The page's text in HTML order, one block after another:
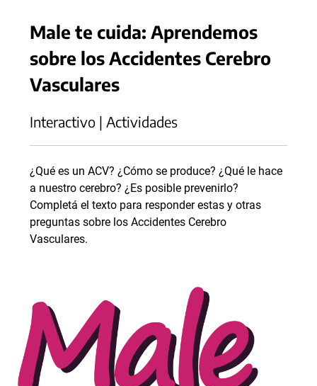
Male te cuida: Aprendemos
sobre los Accidentes Cerebro
Vasculares
Interactivo | Actividades
¿Qué es un ACV? ¿Cómo se produce? ¿Qué le hace
a nuestro cerebro? ¿Es posible prevenirlo?
Completá el texto para responder estas y otras
preguntas sobre los Accidentes Cerebro
Vasculares.